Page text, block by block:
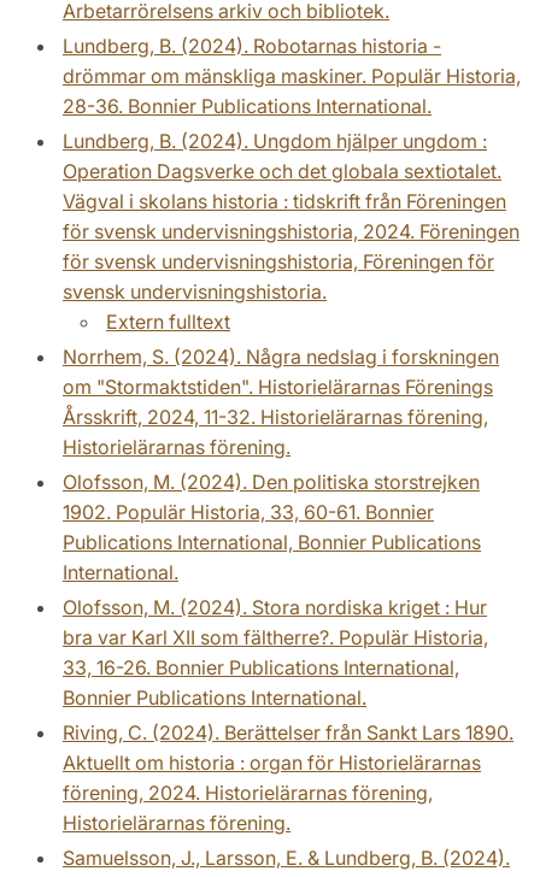
Arbetarrörelsens arkiv och bibliotek.
Lundberg, B. (2024). Robotarnas historia -
drömmar om mänskliga maskiner. Populär Historia,
28-36. Bonnier Publications International.
Lundberg, B. (2024). Ungdom hjälper ungdom :
Operation Dagsverke och det globala sextiotalet.
Vägval i skolans historia : tidskrift från Föreningen
för svensk undervisningshistoria, 2024. Föreningen
för svensk undervisningshistoria, Föreningen för
svensk undervisningshistoria.
Extern fulltext
Norrhem, S. (2024). Några nedslag i forskningen
om "Stormaktstiden". Historielärarnas Förenings
Årsskrift, 2024, 11-32. Historielärarnas förening,
Historielärarnas förening.
Olofsson, M. (2024). Den politiska storstrejken
1902. Populär Historia, 33, 60-61. Bonnier
Publications International, Bonnier Publications
International.
Olofsson, M. (2024). Stora nordiska kriget : Hur
bra var Karl XII som fältherre?. Populär Historia,
33, 16-26. Bonnier Publications International,
Bonnier Publications International.
Riving, C. (2024). Berättelser från Sankt Lars 1890.
Aktuellt om historia : organ för Historielärarnas
förening, 2024. Historielärarnas förening,
Historielärarnas förening.
Samuelsson, J., Larsson, E. & Lundberg, B. (2024).